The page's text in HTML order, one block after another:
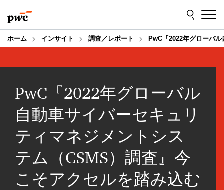
to
content
to
footer
ホーム インサイト 調査／レポート PwC『2022年グローバ
PwC『2022年グローバル
自動車サイバーセキュリ
ティマネジメントシス
テム（CSMS）調査』今
こそアクセルを踏み込む